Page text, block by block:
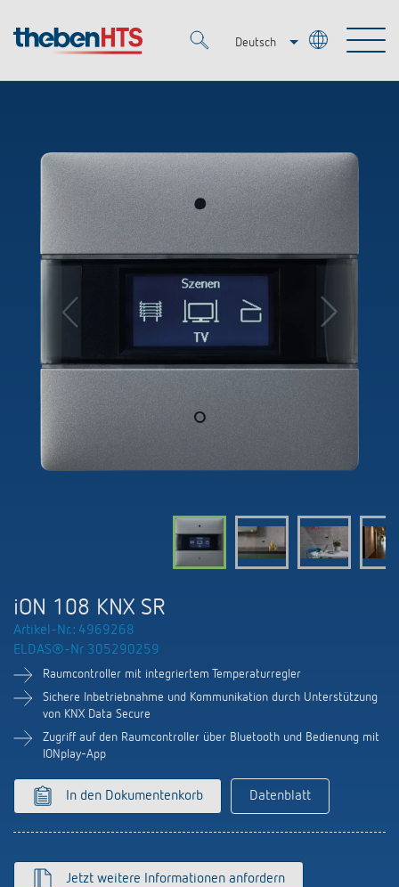
Deutsch
Italiano
KNX
Smart Home
DALI
Präsenzmelder & Bewegungsmelder
LED-Leuchten
Zeit- und Lichtsteuerung
OEM-Lösungen
Ansprechpartner OEM
Referenzen
Lösungen
Zeit- und Lichtsteuerung
DALI-2 Lichtsteuerung
KNX-Systeme
Präsenzmelder und Bewegungsmelder
LEDs schalten und dimmen
Smart Metering
Referenzen
Apps von Theben
schalten
Service
Mediathek
Kataloge und Prospekte
Katalogbestellung
Unternehmen
Theben AG
Aktuelles
Ausstellung, Präsentation und Schulung
Nachhaltigkeit
Karriere bei ThebenHTS
Verbände und Institutionen
Umwelt
Design
Historie
Kontakt
Ansprechpartner
Ansprechpartnersuche Schweiz
Vertrieb Weltweit
Anfahrt
Newsletter
iON 108 KNX SR
Artikel-Nr.: 4969268
ELDAS®-Nr 305290259
Raumcontroller mit integriertem Temperaturregler
Sichere Inbetriebnahme und Kommunikation durch Unterstützung
von KNX Data Secure
Zugriff auf den Raumcontroller über Bluetooth und Bedienung mit
IONplay-App
In den Dokumentenkorb Datenblatt
Jetzt weitere Informationen anfordern